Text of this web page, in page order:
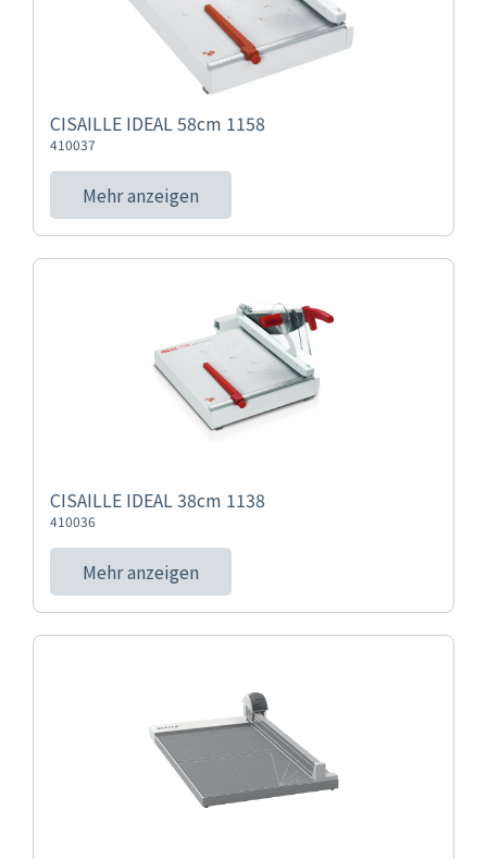
CISAILLE IDEAL 58cm 1158
410037
Mehr anzeigen
CISAILLE IDEAL 38cm 1138
410036
Mehr anzeigen